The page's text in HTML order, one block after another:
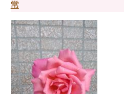
常